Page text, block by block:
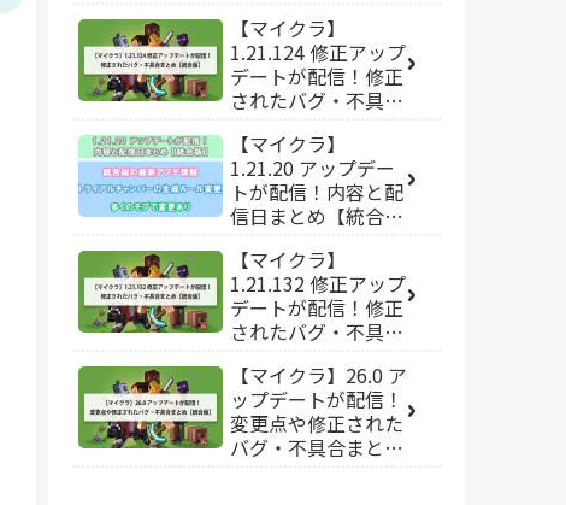
【マイクラ】
1.21.124 修正アップ
デートが配信！修正
されたバグ・不具合
【マイクラ】
1.21.20 アップデー
トが配信！内容と配
信日まとめ【統合
【マイクラ】
1.21.132 修正アップ
デートが配信！修正
されたバグ・不具合
【マイクラ】26.0 ア
ップデートが配信！
変更点や修正された
バグ・不具合まとめ